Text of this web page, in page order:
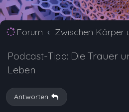
Forum Zwischen Körper
Podcast-Tipp: Die Trauer
Leben
Antworten